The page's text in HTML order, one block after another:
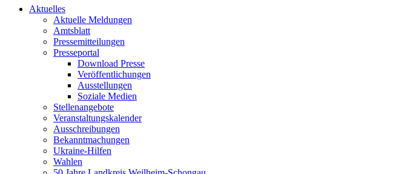
Aktuelles
Aktuelle Meldungen
Amtsblatt
Pressemitteilungen
Presseportal
Download Presse
Veröffentlichungen
Ausstellungen
Soziale Medien
Stellenangebote
Veranstaltungskalender
Ausschreibungen
Bekanntmachungen
Ukraine-Hilfen
Wahlen